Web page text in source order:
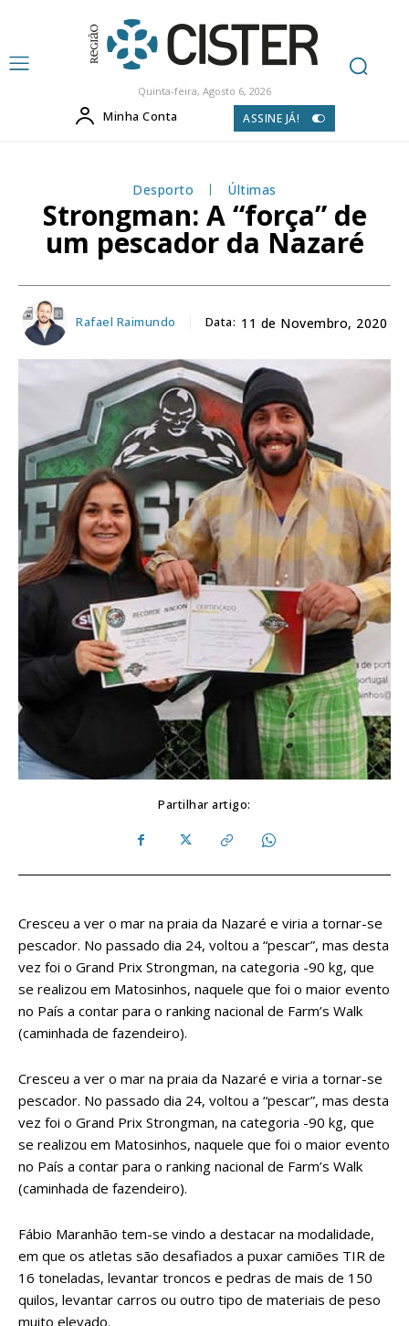
Quinta-feira, Agosto 6, 2026
Minha Conta ASSINE JÁ!
Desporto Últimas
Strongman: A “força” de
um pescador da Nazaré
Rafael Raimundo Data: 11 de Novembro, 2020
Partilhar artigo:
Cresceu a ver o mar na praia da Nazaré e viria a tornar-se
pescador. No passado dia 24, voltou a “pescar”, mas desta
vez foi o Grand Prix Strongman, na categoria -90 kg, que
se realizou em Matosinhos, naquele que foi o maior evento
no País a contar para o ranking nacional de Farm’s Walk
(caminhada de fazendeiro).
Cresceu a ver o mar na praia da Nazaré e viria a tornar-se
pescador. No passado dia 24, voltou a “pescar”, mas desta
vez foi o Grand Prix Strongman, na categoria -90 kg, que
se realizou em Matosinhos, naquele que foi o maior evento
no País a contar para o ranking nacional de Farm’s Walk
(caminhada de fazendeiro).
Fábio Maranhão tem-se vindo a destacar na modalidade,
em que os atletas são desafiados a puxar camiões TIR de
16 toneladas, levantar troncos e pedras de mais de 150
quilos, levantar carros ou outro tipo de materiais de peso
muito elevado.